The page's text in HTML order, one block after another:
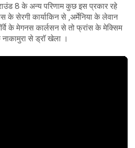
8 के अन्य परिणाम कुछ इस प्रकार रहे
के सेरगी कार्याकिन से ,अर्मेनिया के लेवान
के मेगनस कार्लसन से तो फ्रांस के मेक्सिम
से ड्रॉ खेला ।